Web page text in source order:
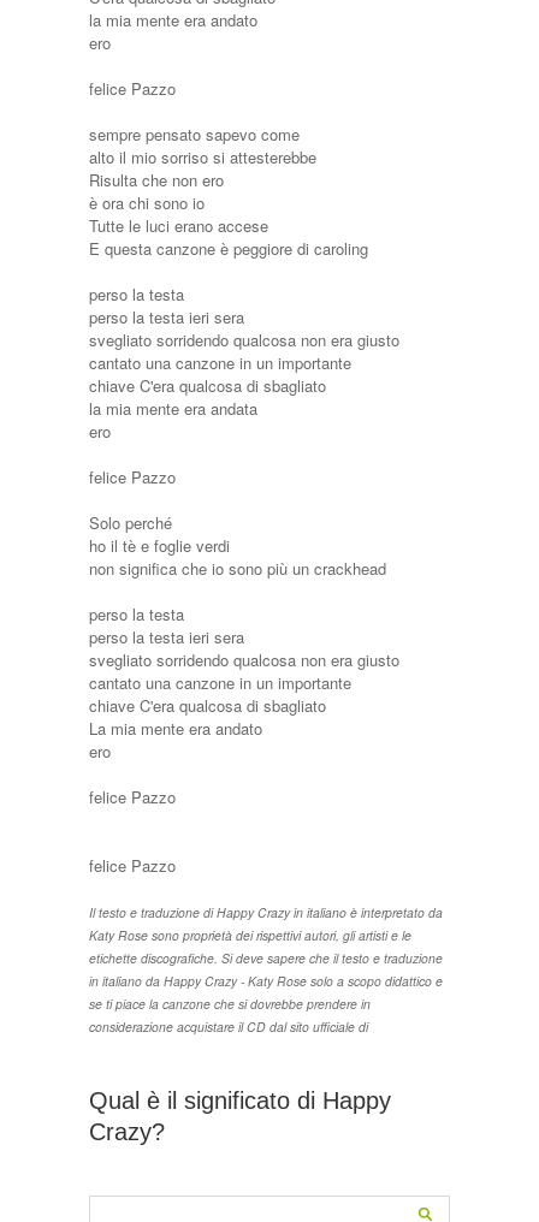
la mia mente era andato
ero
felice Pazzo
sempre pensato sapevo come
alto il mio sorriso si attesterebbe
Risulta che non ero
è ora chi sono io
Tutte le luci erano accese
E questa canzone è peggiore di caroling
perso la testa
perso la testa ieri sera
svegliato sorridendo qualcosa non era giusto
cantato una canzone in un importante
chiave C'era qualcosa di sbagliato
la mia mente era andata
ero
felice Pazzo
Solo perché
ho il tè e foglie verdi
non significa che io sono più un crackhead
perso la testa
perso la testa ieri sera
svegliato sorridendo qualcosa non era giusto
cantato una canzone in un importante
chiave C'era qualcosa di sbagliato
La mia mente era andato
ero
felice Pazzo
felice Pazzo
Il testo e traduzione di Happy Crazy in italiano è interpretato da
Katy Rose sono proprietà dei rispettivi autori, gli artisti e le
etichette discografiche. Si deve sapere che il testo e traduzione
in italiano da Happy Crazy - Katy Rose solo a scopo didattico e
se ti piace la canzone che si dovrebbe prendere in
considerazione acquistare il CD dal sito ufficiale di
Qual è il significato di Happy
Crazy?